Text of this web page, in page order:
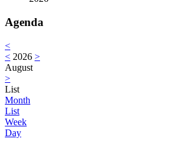
Agenda
<
< 2026 >
August
>
List
Month
List
Week
Day